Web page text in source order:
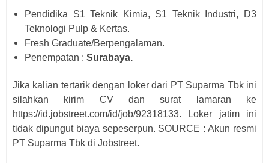
Pendidika S1 Teknik Kimia, S1 Teknik Industri, D3
Teknologi Pulp & Kertas.
Fresh Graduate/Berpengalaman.
Penempatan : Surabaya.
Jika kalian tertarik dengan loker dari PT Suparma Tbk ini
silahkan kirim CV dan surat lamaran ke
https://id.jobstreet.com/id/job/92318133. Loker jatim ini
tidak dipungut biaya sepeserpun. SOURCE : Akun resmi
PT Suparma Tbk di Jobstreet.